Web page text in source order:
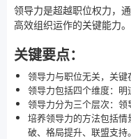
领导力是超越职位权力，
高效组织运作的关键能力。
关键要点：
领导力与职位无关，关键
领导力包括四个维度：明
领导力分为三个层次：领
培养领导力的方法包括
破、格局提升、联盟支持。